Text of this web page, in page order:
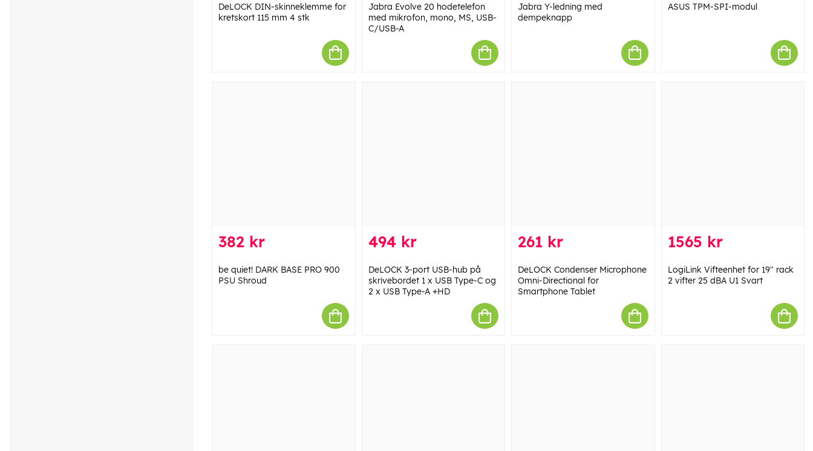
DeLOCK DIN-skinneklemme for
kretskort 115 mm 4 stk
Jabra Evolve 20 hodetelefon
med mikrofon, mono, MS, USB-
C/USB-A
Jabra Y-ledning med
dempeknapp
ASUS TPM-SPI-modul
382 kr
be quiet! DARK BASE PRO 900
PSU Shroud
494 kr
DeLOCK 3-port USB-hub på
skrivebordet 1 x USB Type-C og
2 x USB Type-A +HD
261 kr
DeLOCK Condenser Microphone
Omni-Directional for
Smartphone Tablet
1565 kr
LogiLink Vifteenhet for 19" rack
2 vifter 25 dBA U1 Svart